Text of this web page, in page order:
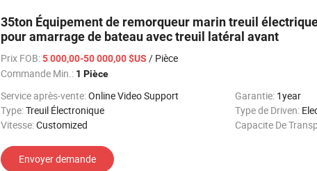
35ton Équipement de remorqueur marin treuil
pour amarrage de bateau avec treuil latéral avant
Prix FOB:5 000,00-50 000,00 $US / Pièce
Commande Min.: 1 Pièce
Service après-vente:Online Video Support Garantie: 1year
Type:Treuil Électronique Type de Driven:
Vitesse:Customized Capacite De
Envoyer demande